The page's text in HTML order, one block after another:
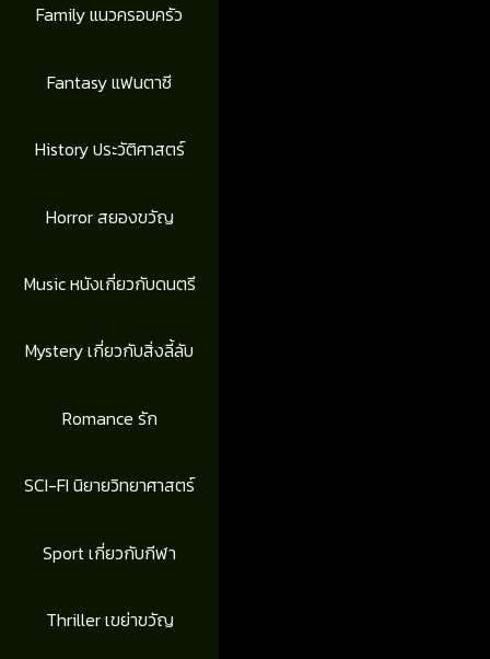
Family แนวครอบครัว
Fantasy แฟนตาซี
History ประวัติศาสตร์
Horror สยองขวัญ
Music หนังเกี่ยวกับดนตรี
Mystery เกี่ยวกับสิ่งลี้ลับ
Romance รัก
SCI-FI นิยายวิทยาศาสตร์
Sport เกี่ยวกับกีฬา
Thriller เขย่าขวัญ